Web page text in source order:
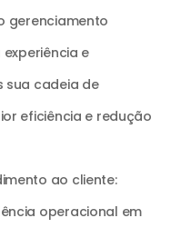
gerenciamento
e
sua cadeia de
eficiência e redução
ao cliente:
operacional em